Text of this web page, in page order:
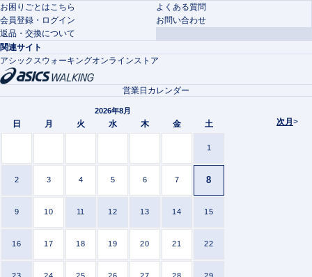
お困りごとはこちら
よくある質問
会員登録・ログイン
お問い合わせ
返品・交換について
関連サイト
アシックスウォーキングオンラインストア
次月 >
営業日カレンダー
2026年8月
日 月 火 水 木 金 土
1
2 3 4 5 6 7 8
9 10 11 12 13 14 15
16 17 18 19 20 21 22